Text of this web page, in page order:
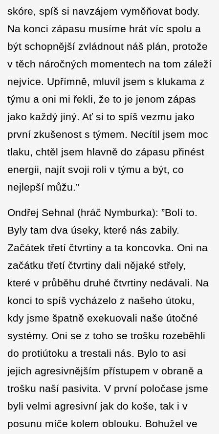
skóre, spíš si navzájem vyměňovat body.
Na konci zápasu musíme hrát víc spolu a
být schopnější zvládnout náš plán, protože
v těch náročných momentech na tom záleží
nejvíce. Upřímně, mluvil jsem s klukama z
týmu a oni mi řekli, že to je jenom zápas
jako každý jiný. Ať si to spíš vezmu jako
první zkušenost s týmem. Necítil jsem moc
tlaku, chtěl jsem hlavně do zápasu přinést
energii, najít svoji roli v týmu a být, co
nejlepší můžu.”
Ondřej Sehnal (hráč Nymburka): ”Bolí to.
Byly tam dva úseky, které nás zabily.
Začátek třetí čtvrtiny a ta koncovka. Oni na
začátku třetí čtvrtiny dali nějaké střely,
které v průběhu druhé čtvrtiny nedávali. Na
konci to spíš vycházelo z našeho útoku,
kdy jsme špatně exekuovali naše útočné
systémy. Oni se z toho se trošku rozeběhli
do protiútoku a trestali nás. Bylo to asi
jejich agresivnějším přístupem v obraně a
trošku naší pasivita. V první poločase jsme
byli velmi agresivní jak do koše, tak i v
posunu míče kolem oblouku. Bohužel ve